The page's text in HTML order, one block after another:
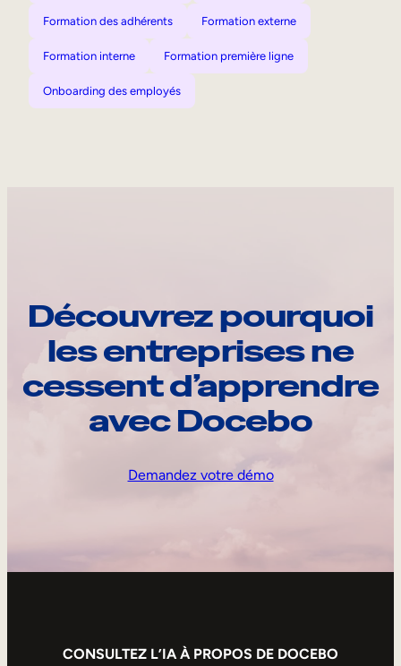
Formation des adhérents Formation externe
Formation interne Formation première ligne
Onboarding des employés
Découvrez pourquoi
les entreprises ne
cessent d’apprendre
avec Docebo
Demandez votre démo
CONSULTEZ L’IA À PROPOS DE DOCEBO